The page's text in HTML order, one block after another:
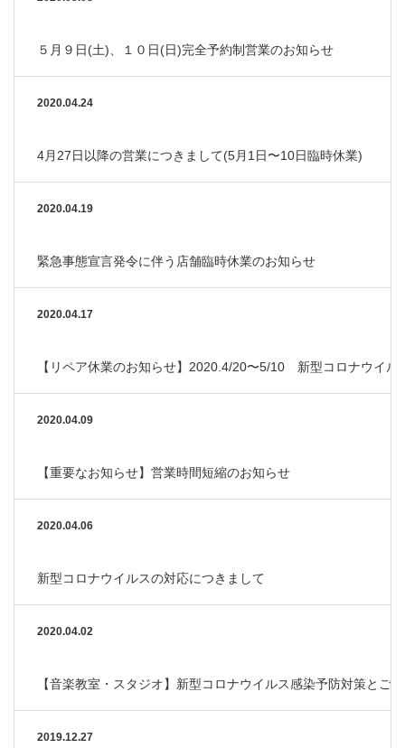
５月９日(土)、１０日(日)完全予約制営業のお知らせ
2020.04.24
4月27日以降の営業につきまして(5月1日〜10日臨時休業)
2020.04.19
緊急事態宣言発令に伴う店舗臨時休業のお知らせ
2020.04.17
【リペア休業のお知らせ】2020.4/20〜5/10 新型コロナウイル
2020.04.09
【重要なお知らせ】営業時間短縮のお知らせ
2020.04.06
新型コロナウイルスの対応につきまして
2020.04.02
【音楽教室・スタジオ】新型コロナウイルス感染予防対策とご
2019.12.27